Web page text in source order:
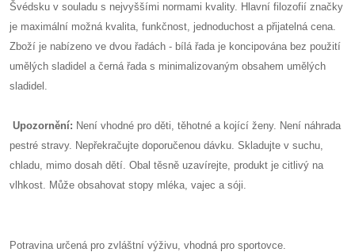
Švédsku v souladu s nejvyššími normami kvality. Hlavní filozofií značky
je maximální možná kvalita, funkčnost, jednoduchost a přijatelná cena.
Zboží je nabízeno ve dvou řadách - bílá řada je koncipována bez použití
umělých sladidel a černá řada s minimalizovaným obsahem umělých
sladidel.
Upozornění: Není vhodné pro děti, těhotné a kojící ženy. Není náhrada
pestré stravy. Nepřekračujte doporučenou dávku. Skladujte v suchu,
chladu, mimo dosah dětí. Obal těsně uzavírejte, produkt je citlivý na
vlhkost. Může obsahovat stopy mléka, vajec a sóji.
Potravina určená pro zvláštní výživu, vhodná pro sportovce.